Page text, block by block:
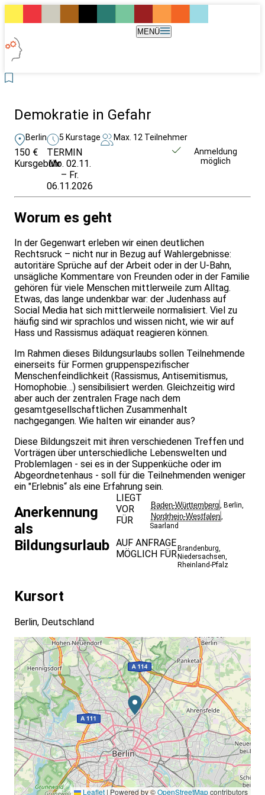
MENÜ
Demokratie in Gefahr
Berlin 5 Kurstage Max. 12 Teilnehmer
150 €
Kursgebühr
TERMIN
Mo. 02.11.
– Fr.
06.11.2026
Anmeldung
möglich
Worum es geht
In der Gegenwart erleben wir einen deutlichen
Rechtsruck – nicht nur in Bezug auf Wahlergebnisse:
autoritäre Sprüche auf der Arbeit oder in der U-Bahn,
unsägliche Kommentare von Freunden oder in der Familie
gehören für viele Menschen mittlerweile zum Alltag.
Etwas, das lange undenkbar war: der Judenhass auf
Social Media hat sich mittlerweile normalisiert. Viel zu
häufig sind wir sprachlos und wissen nicht, wie wir auf
Hass und Rassismus adäquat reagieren können.
Im Rahmen dieses Bildungsurlaubs sollen Teilnehmende
einerseits für Formen gruppenspezifischer
Menschenfeindlichkeit (Rassismus, Antisemitismus,
Homophobie…) sensibilisiert werden. Gleichzeitig wird
aber auch der zentralen Frage nach dem
gesamtgesellschaftlichen Zusammenhalt
nachgegangen. Wie halten wir einander aus?
Diese Bildungszeit mit ihren verschiedenen Treffen und
Vorträgen über unterschiedliche Lebenswelten und
Problemlagen - sei es in der Suppenküche oder im
Abgeordnetenhaus - soll für die Teilnehmenden weniger
ein "Erlebnis“ als eine Erfahrung sein.
Anerkennung
als
Bildungsurlaub
LIEGT
VOR
FÜR
Baden-Württemberg, Berlin,
Nordrhein-Westfalen,
Saarland
AUF ANFRAGE
MÖGLICH FÜR Brandenburg,
Niedersachsen,
Rheinland-Pfalz
Kursort
Berlin, Deutschland
Leaflet | Powered by ©OpenStreetMapcontributors